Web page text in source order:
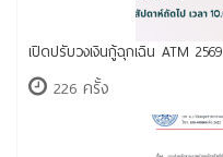
เปิดปรับวงเงินกู้ฉุกเฉิน ATM 2569
226 ครั้ง